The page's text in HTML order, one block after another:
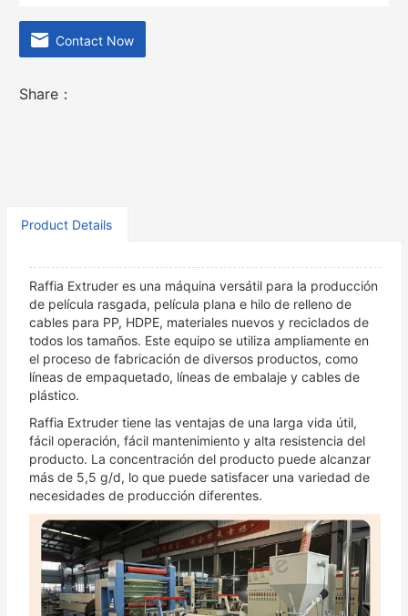
Contact Now
Share：
Product Details
Raffia Extruder es una máquina versátil para la producción
de película rasgada, película plana e hilo de relleno de
cables para PP, HDPE, materiales nuevos y reciclados de
todos los tamaños. Este equipo se utiliza ampliamente en
el proceso de fabricación de diversos productos, como
líneas de empaquetado, líneas de embalaje y cables de
plástico.
Raffia Extruder tiene las ventajas de una larga vida útil,
fácil operación, fácil mantenimiento y alta resistencia del
producto. La concentración del producto puede alcanzar
más de 5,5 g/d, lo que puede satisfacer una variedad de
necesidades de producción diferentes.